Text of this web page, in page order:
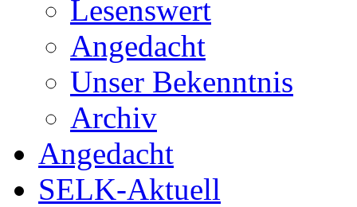
Lesenswert
Angedacht
Unser Bekenntnis
Archiv
Angedacht
SELK-Aktuell